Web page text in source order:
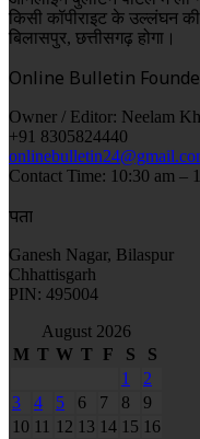
किसी कॉपीराइट के उल्लंघन की
बिलासपुर, छत्तीसगढ़ होगा।
Online Bulletin
Owner / Editor: Neelam
+91 8305824440
Contact Time: 10:30 am –
पता
Ganesh Nagar, Bilaspur
Chhattisgarh
PIN: 495004
August 2026
M T W T F S
S
1
2
3
4 5 6 7 8
9
10 11 12 13 14 15 16